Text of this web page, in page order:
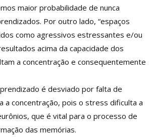
maior probabilidade de nunca
Por outro lado, “espaços
como agressivos estressantes e/ou
acima da capacidade dos
a concentração e consequentemente
é desviado por falta de
a concentração, pois o stress dificulta a
que é vital para o processo de
das memórias.